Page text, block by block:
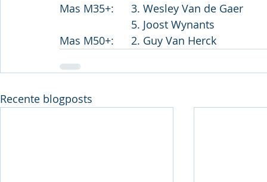
Mas M35+:	3. Wesley Van de Gaer
			5. Joost Wynants
Mas M50+:	2. Guy Van Herck
Recente blogposts